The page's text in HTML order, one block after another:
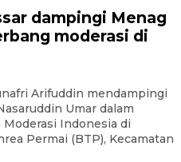
dampingi Menag
moderasi di
Arifuddin mendampingi
Umar dalam
Indonesia di
Permai (BTP), Kecamatan